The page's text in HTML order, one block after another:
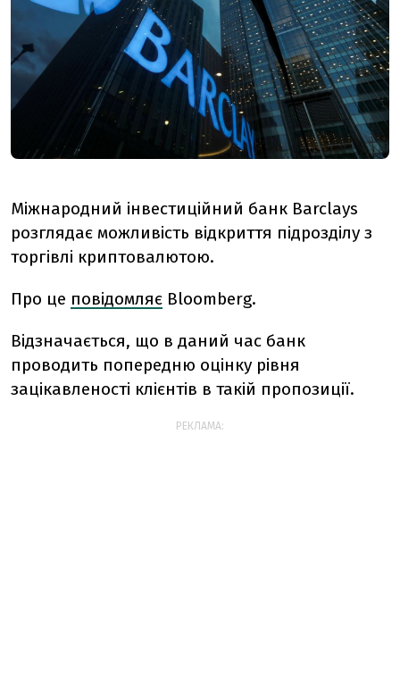
Міжнародний інвестиційний банк Barclays
розглядає можливість відкриття підрозділу з
торгівлі криптовалютою.
Про це повідомляє Bloomberg.
Відзначається, що в даний час банк
проводить попередню оцінку рівня
зацікавленості клієнтів в такій пропозиції.
РЕКЛАМА: